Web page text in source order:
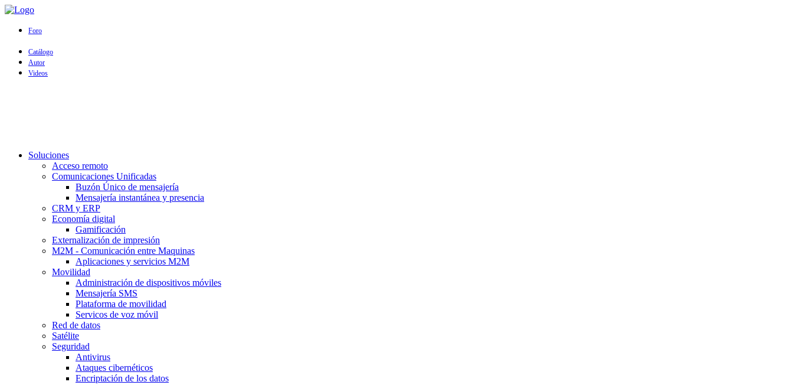
Foro
Catálogo
Autor
Videos
Soluciones
Acceso remoto
Comunicaciones Unificadas
Buzón Único de mensajería
Mensajería instantánea y presencia
CRM y ERP
Economía digital
Gamificación
Externalización de impresión
M2M - Comunicación entre Maquinas
Aplicaciones y servicios M2M
Movilidad
Administración de dispositivos móviles
Mensajería SMS
Plataforma de movilidad
Servicos de voz móvil
Red de datos
Satélite
Seguridad
Antivirus
Ataques cibernéticos
Encriptación de los datos